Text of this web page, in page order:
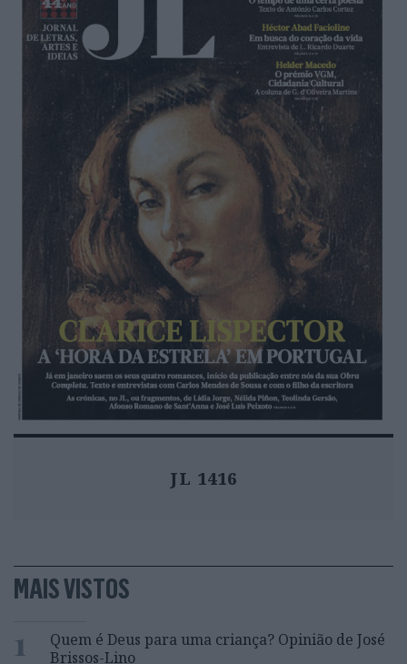
JL 1416
MAIS VISTOS
1
Quem é Deus para uma criança? Opinião de José
Brissos-Lino